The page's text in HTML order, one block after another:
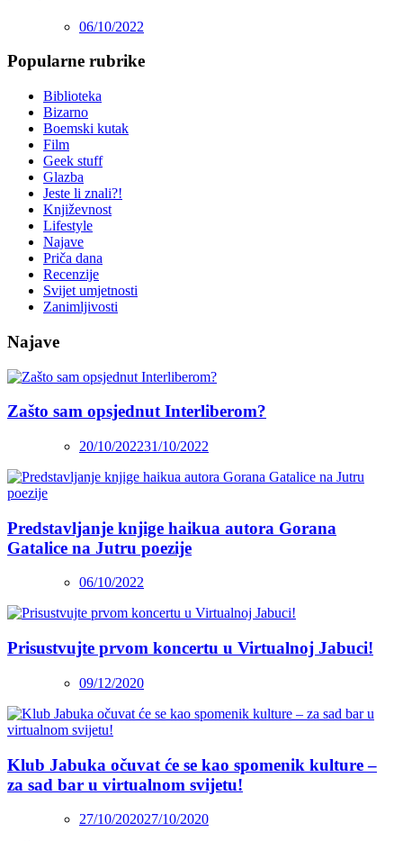
06/10/2022
Popularne rubrike
Biblioteka
Bizarno
Boemski kutak
Film
Geek stuff
Glazba
Jeste li znali?!
Književnost
Lifestyle
Najave
Priča dana
Recenzije
Svijet umjetnosti
Zanimljivosti
Najave
Zašto sam opsjednut Interliberom?
20/10/202231/10/2022
Predstavljanje knjige haikua autora Gorana
Gatalice na Jutru poezije
06/10/2022
Prisustvujte prvom koncertu u Virtualnoj Jabuci!
09/12/2020
Klub Jabuka očuvat će se kao spomenik kulture –
za sad bar u virtualnom svijetu!
27/10/202027/10/2020